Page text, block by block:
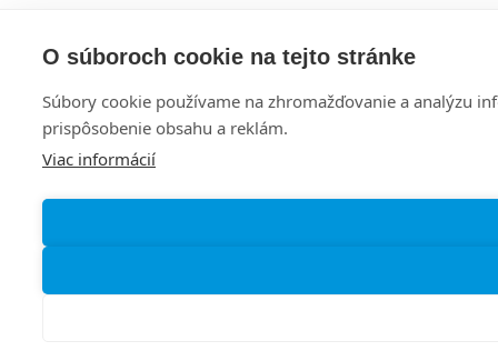
O súboroch cookie na tejto stránke
Súbory cookie používame na zhromažďovanie a analýzu
prispôsobenie obsahu a reklám.
Viac informácií